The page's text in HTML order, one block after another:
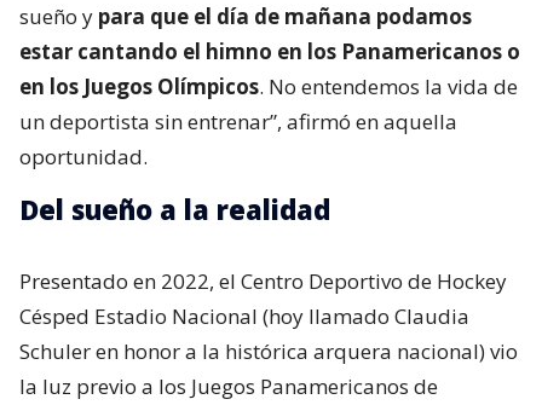
sueño y para que el día de mañana podamos
estar cantando el himno en los Panamericanos o
en los Juegos Olímpicos. No entendemos la vida de
un deportista sin entrenar”, afirmó en aquella
oportunidad.
Del sueño a la realidad
Presentado en 2022, el Centro Deportivo de Hockey
Césped Estadio Nacional (hoy llamado Claudia
Schuler en honor a la histórica arquera nacional) vio
la luz previo a los Juegos Panamericanos de